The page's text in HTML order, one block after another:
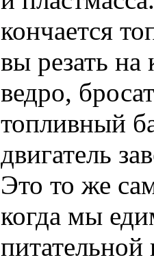
кончается
вы резать на
ведро,
топливный
двигатель
Это то же
когда мы
питательной